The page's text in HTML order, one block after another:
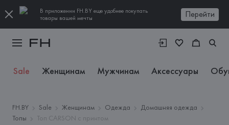
В приложении FH.BY еще удобнее покупать
товары вашей мечты
Перейти
Sale Женщинам Мужчинам Аксессуары
FH.BY Sale Женщинам Одежда
Домашняя одежда
Топы
Топ CARSON с принтом